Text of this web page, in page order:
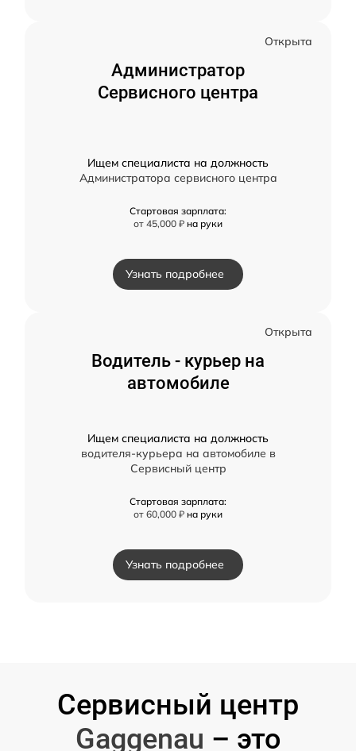
Открыта
Администратор
Сервисного центра
Ищем специалиста на должность
Администратора сервисного центра
Стартовая зарплата:
от 45,000 ₽ на руки
Узнать подробнее
Открыта
Водитель - курьер на
автомобиле
Ищем специалиста на должность
водителя-курьера на автомобиле в
Сервисный центр
Стартовая зарплата:
от 60,000 ₽ на руки
Узнать подробнее
Сервисный центр
Gaggenau – это